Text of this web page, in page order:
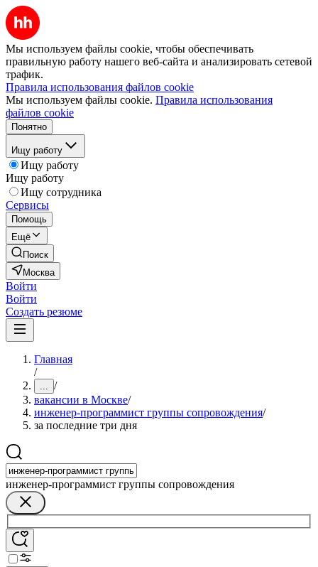
Мы используем файлы cookie, чтобы обеспечивать
правильную работу нашего веб-сайта и анализировать сетевой
трафик.
Правила использования файлов cookie
Мы используем файлы cookie. Правила использования
файлов cookie
Понятно
Ищу работу
Ищу работу
Ищу работу
Ищу сотрудника
Сервисы
Помощь
Ещё
Поиск
Москва
Войти
Войти
Создать резюме
Главная
/
... /
вакансии в Москве/
инженер-программист группы сопровождения/
за последние три дня
инженер-программист группы сопровождения